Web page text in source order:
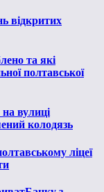
відкритих
та які
полтавської
вулиці
колодязь
ліцеї